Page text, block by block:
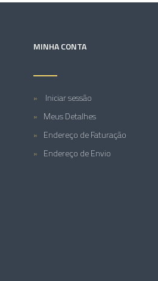
MINHA CONTA
Iniciar sessão
Meus Detalhes
Endereço de Faturação
Endereço de Envio